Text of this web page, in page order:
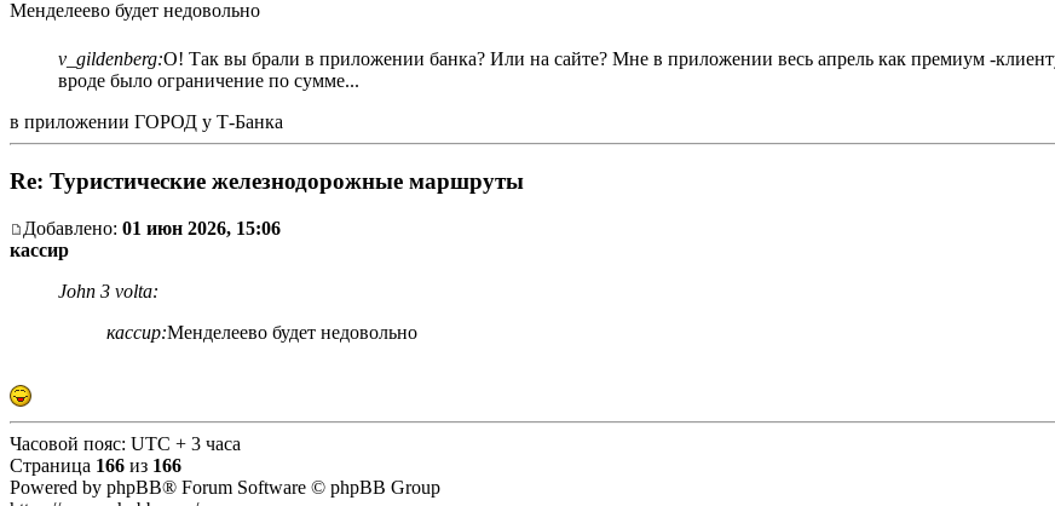
Менделеево будет недовольно
v_gildenberg:О! Так вы брали в приложении банка? Или на сайте? Мне в приложении весь апрель как премиум -
вроде было ограничение по сумме...
в приложении ГОРОД у Т-Банка
Re: Туристические железнодорожные маршруты
Добавлено: 01 июн 2026, 15:06
кассир
John 3 volta:
кассир:Менделеево будет недовольно
Часовой пояс: UTC + 3 часа
Страница 166 из 166
Powered by phpBB® Forum Software © phpBB Group